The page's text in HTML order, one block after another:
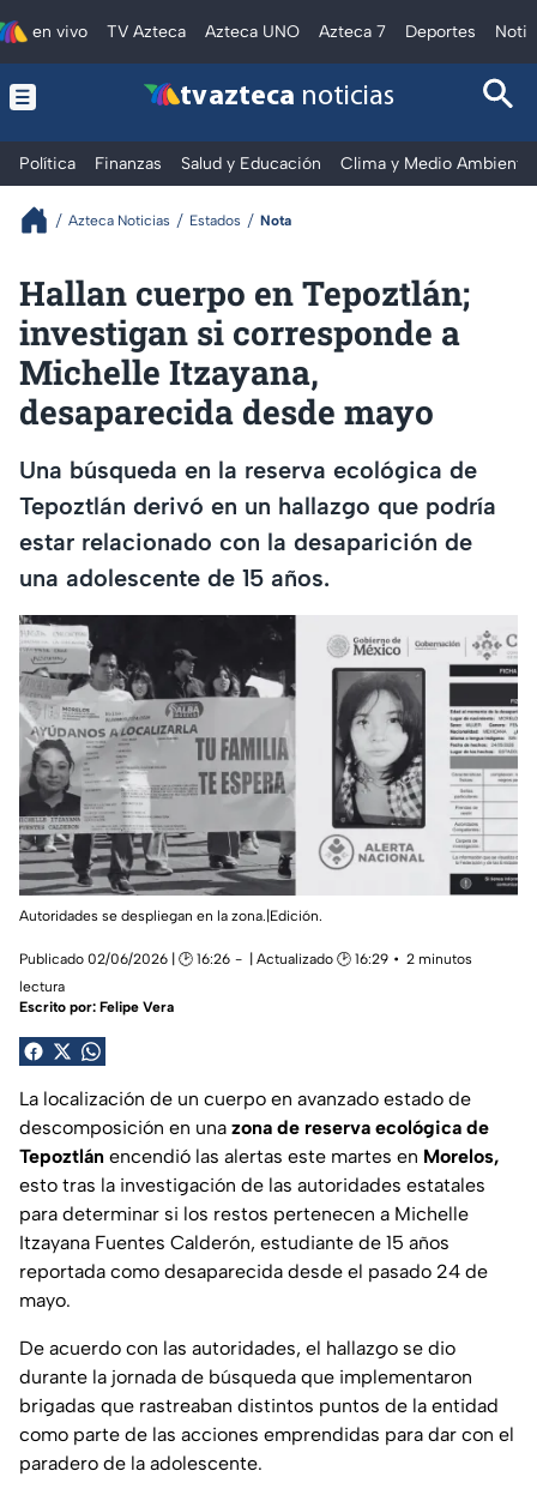
en vivo TV Azteca Azteca UNO Azteca 7 Deportes
tv azteca noticias
Política Finanzas Salud y Educación Clima y Medio Ambiente
Azteca Noticias Estados Nota
Hallan cuerpo en Tepoztlán;
investigan si corresponde a
Michelle Itzayana,
desaparecida desde mayo
Una búsqueda en la reserva ecológica de
Tepoztlán derivó en un hallazgo que podría
estar relacionado con la desaparición de
una adolescente de 15 años.
Autoridades se despliegan en la zona.|Edición.
Publicado 02/06/2026 | 🕑 16:26 | Actualizado 🕑 16:29
2 minutos
lectura
Escrito por: Felipe Vera
La localización de un cuerpo en avanzado estado de
descomposición en una zona de reserva ecológica de
Tepoztlán encendió las alertas este martes en Morelos,
esto tras la investigación de las autoridades estatales
para determinar si los restos pertenecen a Michelle
Itzayana Fuentes Calderón, estudiante de 15 años
reportada como desaparecida desde el pasado 24 de
mayo.
De acuerdo con las autoridades, el hallazgo se dio
durante la jornada de búsqueda que implementaron
brigadas que rastreaban distintos puntos de la entidad
como parte de las acciones emprendidas para dar con el
paradero de la adolescente.